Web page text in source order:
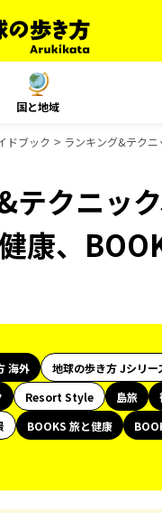
国と地域
ドブック ランキング&テク
テクニッ
康、
海外 地球の歩き方 Jシリー
Resort Style 島旅
BOOKS 旅と健康